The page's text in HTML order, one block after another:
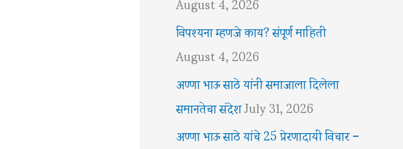
विपश्यना म्हणजे काय? संपूर्ण माहिती
August 4, 2026
अण्णा भाऊ साठे यांनी समाजाला दिलेला
समानतेचा संदेशJuly 31, 2026
अण्णा भाऊ साठे यांचे 25 प्रेरणादायी विचार –